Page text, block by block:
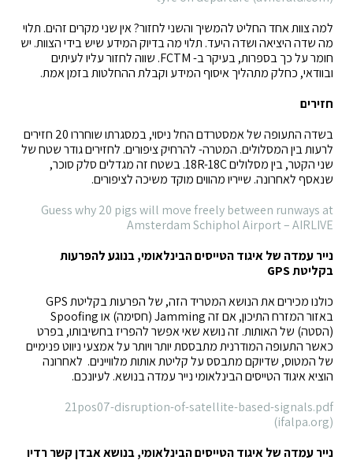
למה צוות אחד החליט להמשיך והשני לחזור? אין שני מקרים זהים. תלוי
מה שדה היציאה ושדה היעד. תלוי מה בדיוק המידע שיש בידי הצוות. יש
חומר על כך בספרות, בעיקר ב- FCTM. שווה לחזור עליו לעיתים
ובוודאי, כחלק מתהליך איסוף המידע וקבלת ההחלטות בזמן אמת.
חזירים
בשדה התעופה של אמסטרדם החל ניסוי, במסגרתו שוחררו 20 חזירים
לרעות בין המסלולים. המטרה- להרחיק ציפורים. לחזירים גודר שטח של
שני הקטר, בין מסלולים 18R-18C. בשטח זה מגדלים סלק סוכר,
שנאסף לאחרונה. שייריו מהווים מוקד משיכה לציפורים.
Guess why 20 pigs will move freely between runways at
Amsterdam Schiphol Airport – AIRLIVE
נייר עמדה של איגוד הטייסים הבינלאומי, בנוגע להפרעות
בקליטתGPS
כולנו מכירים את הנושא המטריד הזה, של הפרעות בקליטת GPS
באזור המזרח התיכון, אם זה Jamming (חסימה) או Spoofing
(הסטה) של האותות. זה נושא שאי אפשר להפריז בחשיבותו, בפרט
כאשר התעופה המודרנית מתבססת יותר ויותר על אמצעי ניווט פנימיים
של המטוס, שדיוקם מתבסס על קליטת אותות מלוויינים. לאחרונה
הוציא איגוד הטייסים הבינלאומי נייר עמדה בנושא. לעיונכם.
21pos07-disruption-of-satellite-based-signals.pdf
(ifalpa.org)
נייר עמדה של איגוד הטייסים הבינלאומי, בנושא אבדן קשר רדיו